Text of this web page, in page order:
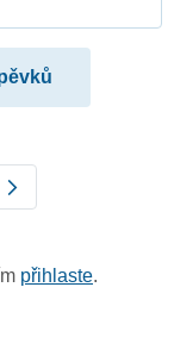
přihlaste.